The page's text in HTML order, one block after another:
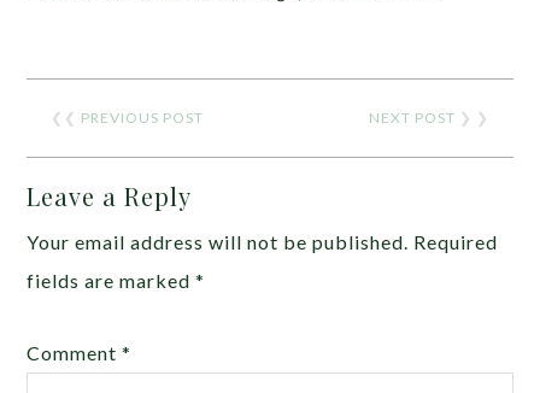
❮❮ PREVIOUS POST NEXT POST ❯ ❯
Leave a Reply
Your email address will not be published. Required
fields are marked*
Comment*